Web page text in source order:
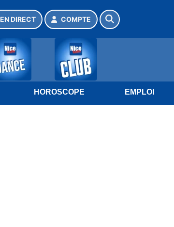
EN DIRECT COMPTE
HOROSCOPE EMPLOI